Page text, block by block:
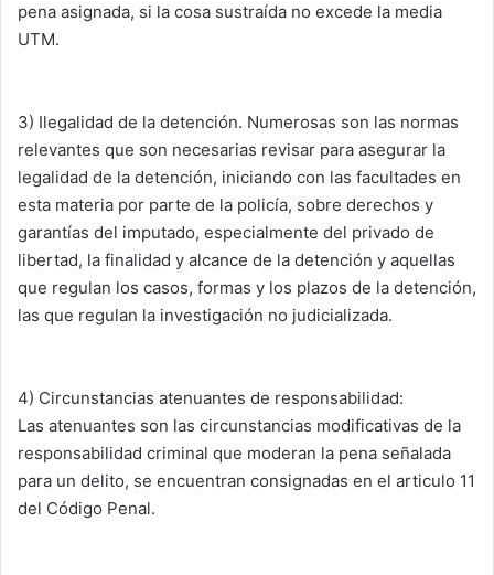
pena asignada, si la cosa sustraída no excede la media
UTM.
3) Ilegalidad de la detención. Numerosas son las normas
relevantes que son necesarias revisar para asegurar la
legalidad de la detención, iniciando con las facultades en
esta materia por parte de la policía, sobre derechos y
garantías del imputado, especialmente del privado de
libertad, la finalidad y alcance de la detención y aquellas
que regulan los casos, formas y los plazos de la detención,
las que regulan la investigación no judicializada.
4) Circunstancias atenuantes de responsabilidad:
Las atenuantes son las circunstancias modificativas de la
responsabilidad criminal que moderan la pena señalada
para un delito, se encuentran consignadas en el articulo 11
del Código Penal.